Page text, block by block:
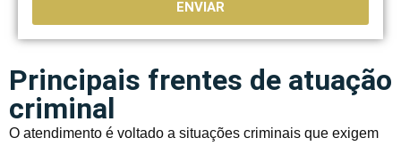
ENVIAR
Principais frentes de atuação
criminal
O atendimento é voltado a situações criminais que exigem